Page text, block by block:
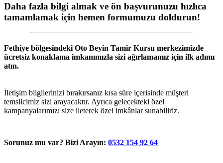
Daha fazla bilgi almak ve ön başvurunuzu hızlıca
tamamlamak için hemen formumuzu doldurun!
Fethiye bölgesindeki Oto Beyin Tamir Kursu merkezimizde
ücretsiz konaklama imkanımızla sizi ağırlamamız için ilk adımı
atın.
İletişim bilgilerinizi bırakırsanız kısa süre içerisinde müşteri
temsilcimiz sizi arayacaktır. Ayrıca gelecekteki özel
kampanyalarımızı size ileterek özel imkânlar sunabiliriz.
Sorunuz mu var? Bizi Arayın: 0532 154 92 64